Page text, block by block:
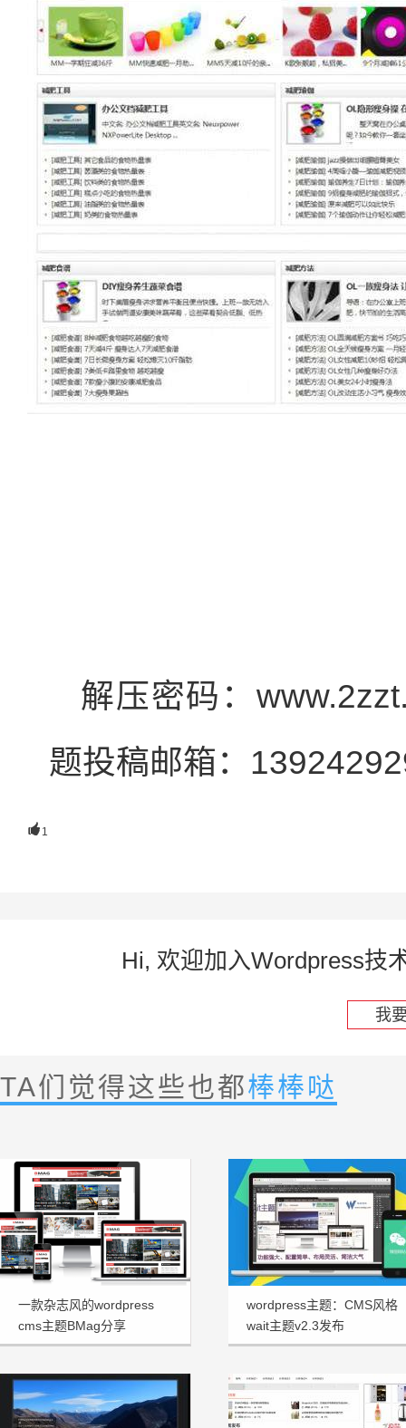
解压密码：
题投稿邮箱：
 1
Hi, 欢迎加入Wordpress技
我
TA们觉得这些也都棒棒哒
一款杂志风的wordpress
cms主题BMag分享
wordpress主题：CMS风格
wait主题v2.3发布